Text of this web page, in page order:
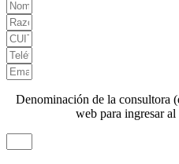
Denominación de la consultora
web para ingresar